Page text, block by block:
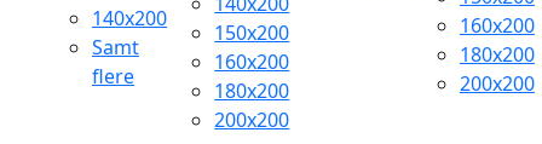
140x200
Samt
flere
150x200
160x200
180x200
200x200
160x200
180x200
200x200